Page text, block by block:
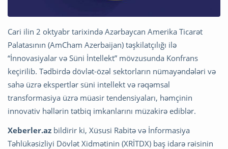
Cari ilin 2 oktyabr tarixində Azərbaycan Amerika Ticarət
Palatasının (AmCham Azerbaijan) təşkilatçılığı ilə
“İnnovasiyalar və Süni İntellekt” mövzusunda Konfrans
keçirilib. Tədbirdə dövlət-özəl sektorların nümayəndələri və
sahə üzrə ekspertlər süni intellekt və rəqəmsal
transformasiya üzrə müasir tendensiyaları, həmçinin
innovativ həllərin tətbiq imkanlarını müzakirə ediblər.
Xeberler.az bildirir ki, Xüsusi Rabitə və İnformasiya
Təhlükəsizliyi Dövlət Xidmətinin (XRİTDX) baş idarə rəisinin